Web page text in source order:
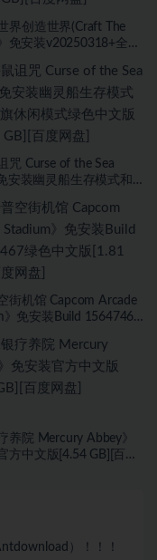
界创造世界(Craft The
免安装v20250318+全
咒 Curse of the Sea
安装幽灵船生存模式和
网盘]
街机馆 Capcom Arcade
》免安装Build 15647467
养院 Mercury Abbey》
方中文版[4.54 GB][百度
）！！！